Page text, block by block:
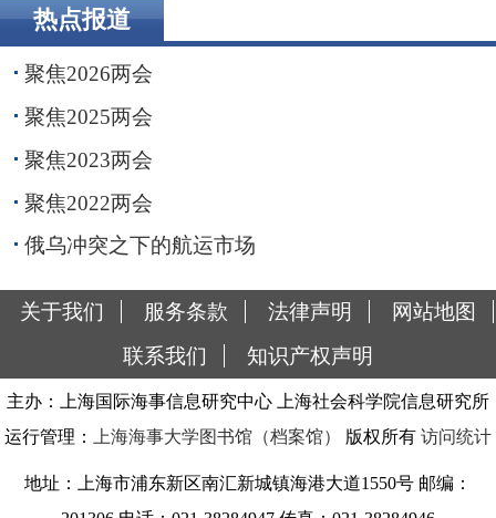
热点报道
聚焦2026两会
聚焦2025两会
聚焦2023两会
聚焦2022两会
俄乌冲突之下的航运市场
关于我们 服务条款 法律声明
网站地图
联系我们
知识产权声明
主办：上海国际海事信息研究中心 上海社会科学院信息研究所
运行管理：
上海海事大学图书馆（档案馆） 版权所有 访问统计
地址：上海市浦东新区南汇新城镇海港大道1550号 邮编：